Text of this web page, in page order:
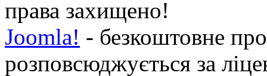
права захищено!
Joomla! - безкоштовне
розповсюджується за